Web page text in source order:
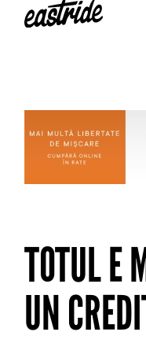
TOTUL E
UN